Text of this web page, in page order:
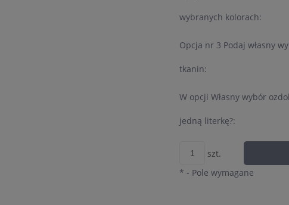
wybranych kolorach:
Opcja nr 3 Podaj własny
tkanin:
W opcji Własny wybór
jedną literkę?:
szt.
* - Pole wymagane